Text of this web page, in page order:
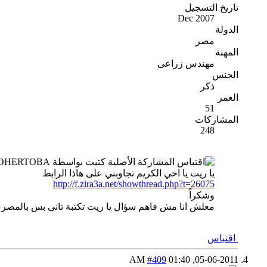
تاريخ التسجيل
Dec 2007
الدولة
مصر
المهنة
مهندس زراعى
الجنس
ذكر
العمر
51
المشاركات
248
المشاركة الأصلية كتبت بواسطة ZOHERTOBA
يا ريت يا اخي الكريم تجاوبني على هاذا الرابط
http://f.zira3a.net/showthread.php?t=26075
وشكراً
معلش انا مش فاهم سؤال يا ريت تكتبة تانى بس
اقتباس
05-06-2011,
01:40 AM
#409